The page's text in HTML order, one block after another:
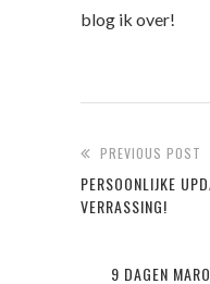
blog ik over!
PREVIOUS POST
PERSOONLIJKE
VERRASSING!
9 DAGEN